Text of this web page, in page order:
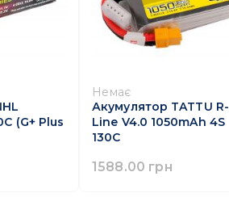
(G+ Plus
Немає
Акумулятор TATTU R-
Line V4.0 1050mAh 4S
130C
1588.00 грн